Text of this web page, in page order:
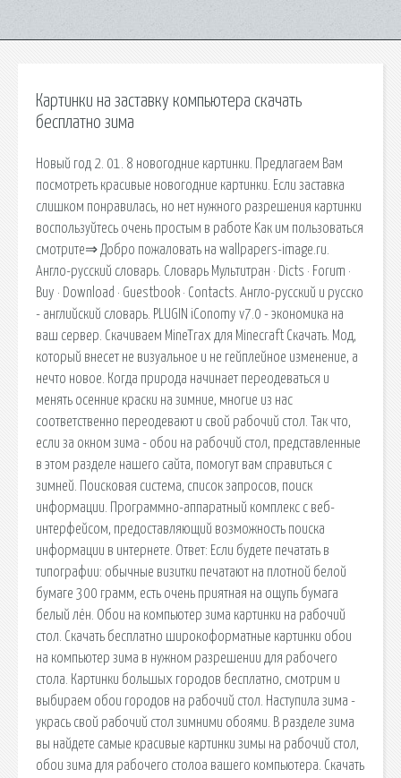
Картинки на заставку компьютера скачать
бесплатно зима
Новый год 2. 01. 8 новогодние картинки. Предлагаем Вам
посмотреть красивые новогодние картинки. Если заставка
слишком понравилась, но нет нужного разрешения картинки
воспользуйтесь очень простым в работе Kак им пользоваться
смотрите⇒ Добро пожаловать на wallpapers-image.ru.
Англо-русский словарь. Словарь Мультитран · Dicts · Forum ·
Buy · Download · Guestbook · Contacts. Англо-русский и русско
- английский словарь. PLUGIN iConomy v7.0 - экономика на
ваш сервер. Скачиваем MineTrax для Minecraft Скачать. Мод,
который внесет не визуальное и не гейплейное изменение, а
нечто новое. Когда природа начинает переодеваться и
менять осенние краски на зимние, многие из нас
соответственно переодевают и свой рабочий стол. Так что,
если за окном зима - обои на рабочий стол, представленные
в этом разделе нашего сайта, помогут вам справиться с
зимней. Поисковая сиcтема, список запросов, поиск
информации. Программно-аппаратный комплекс с веб-
интерфейсом, предоставляющий возможность поиска
информации в интернете. Ответ: Если будете печатать в
типографии: обычные визитки печатают на плотной белой
бумаге 300 грамм, есть очень приятная на ощупь бумага
белый лён. Обои на компьютер зима картинки на рабочий
стол. Скачать бесплатно широкоформатные картинки обои
на компьютер зима в нужном разрешении для рабочего
стола. Картинки большых городов бесплатно, смотрим и
выбираем обои городов на рабочий стол. Наступила зима -
укрась свой рабочий стол зимними обоями. В разделе зима
вы найдете самые красивые картинки зимы на рабочий стол,
обои зима для рабочего столоа вашего компьютера. Скачать